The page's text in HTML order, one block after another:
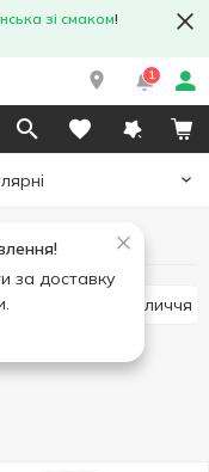
зі смаком!
1
за доставку
за обличчям
та маска для обличчя